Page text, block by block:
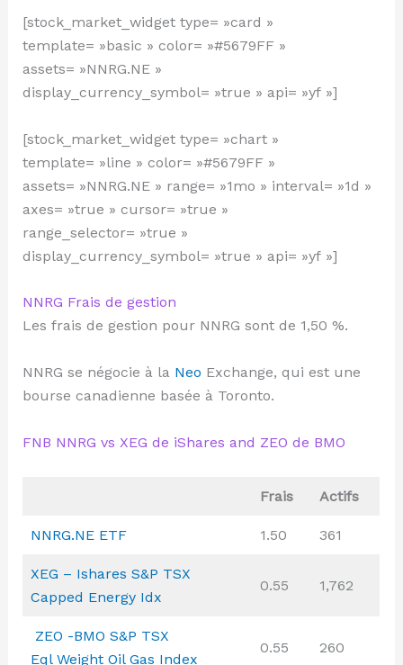
[stock_market_widget type= »card »
template= »basic » color= »#5679FF »
assets= »NNRG.NE »
display_currency_symbol= »true » api= »yf »]
[stock_market_widget type= »chart »
template= »line » color= »#5679FF »
assets= »NNRG.NE » range= »1mo » interval= »1d »
axes= »true » cursor= »true »
range_selector= »true »
display_currency_symbol= »true » api= »yf »]
NNRG Frais de gestion
Les frais de gestion pour NNRG sont de 1,50 %.
NNRG se négocie à la Neo Exchange, qui est une
bourse canadienne basée à Toronto.
FNB NNRG vs XEG de iShares and ZEO de BMO
Frais Actifs
NNRG.NE ETF 1.50 361
XEG – Ishares S&P TSX
Capped Energy Idx
0.55 1,762
ZEO -BMO S&P TSX
Eql Weight Oil Gas Index
0.55 260